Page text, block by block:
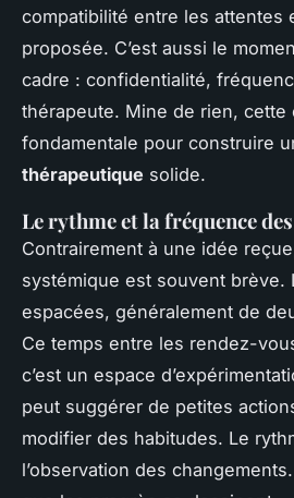
compatibilité entre les attentes
proposée. C’est aussi le
cadre : confidentialité,
thérapeute. Mine de rien, cette
fondamentale pour construire
thérapeutique solide.
Le rythme et la fréquence
Contrairement à une idée
systémique est souvent brève.
espacées, généralement de
Ce temps entre les rendez-
c’est un espace
peut suggérer de petites
modifier des habitudes. Le
l’observation des